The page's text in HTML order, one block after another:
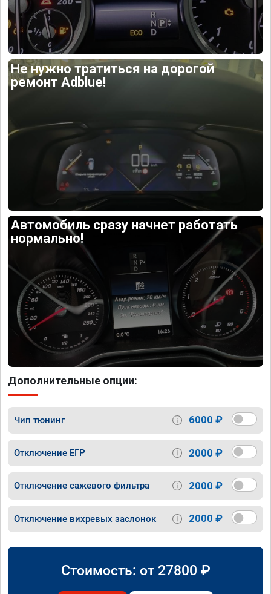
Не нужно тратиться на дорогой
ремонт Adblue!
Автомобиль сразу начнет работать
нормально!
Дополнительные опции:
Чип тюнинг 6000 ₽
Отключение ЕГР 2000 ₽
Отключение сажевого фильтра 2000 ₽
Отключение вихревых заслонок 2000 ₽
Стоимость: от 27800 ₽